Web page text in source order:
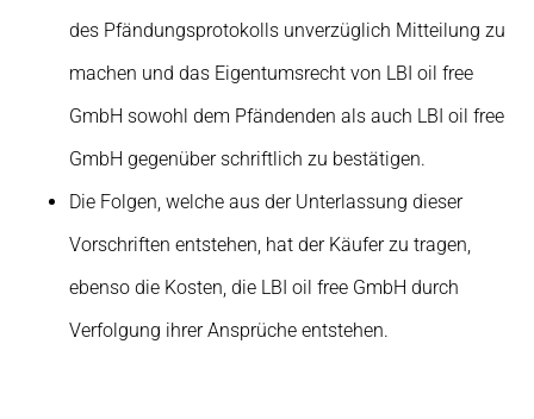
des Pfändungsprotokolls unverzüglich Mitteilung zu
machen und das Eigentumsrecht von LBI oil free
GmbH sowohl dem Pfändenden als auch LBI oil free
GmbH gegenüber schriftlich zu bestätigen.
Die Folgen, welche aus der Unterlassung dieser
Vorschriften entstehen, hat der Käufer zu tragen,
ebenso die Kosten, die LBI oil free GmbH durch
Verfolgung ihrer Ansprüche entstehen.